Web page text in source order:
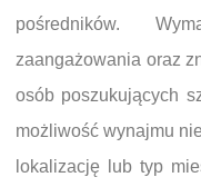
pośredników.
zaangażowania oraz
osób poszukujących
możliwość wynajmu
lokalizację lub typ